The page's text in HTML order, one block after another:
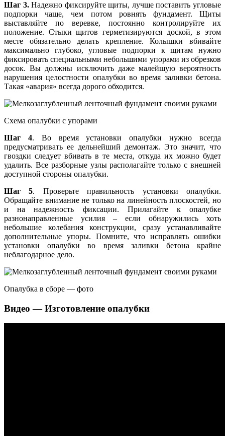
Шаг 3.Надежно фиксируйте щиты, лучше поставить угловые
подпорки чаще, чем потом ровнять фундамент. Щиты
выставляйте по веревке, постоянно контролируйте их
положение. Стыки щитов герметизируются доской, в этом
месте обязательно делать крепление. Колышки вбивайте
максимально глубоко, угловые подпорки к щитам нужно
фиксировать специальными небольшими упорами из обрезков
досок. Вы должны исключить даже малейшую вероятность
нарушения целостности опалубки во время заливки бетона.
Такая «авария» всегда дорого обходится.
Схема опалубки с упорами
Шаг 4. Во время установки опалубки нужно всегда
предусматривать ее дельнейший демонтаж. Это значит, что
гвоздки следует вбивать в те места, откуда их можно будет
удалить. Все разборные узлы располагайте только с внешней
доступной стороны опалубки.
Шаг 5. Проверьте правильность установки опалубки.
Обращайте внимание не только на линейность плоскостей, но
и на надежность фиксации. Прилагайте к опалубке
разнонаправленные усилия – если обнаружились хоть
небольшие колебания конструкции, сразу устанавливайте
дополнительные упоры. Помните, что исправлять ошибки
установки опалубки во время заливки бетона крайне
неблагодарное дело.
Опалубка в сборе — фото
Видео — Изготовление опалубки